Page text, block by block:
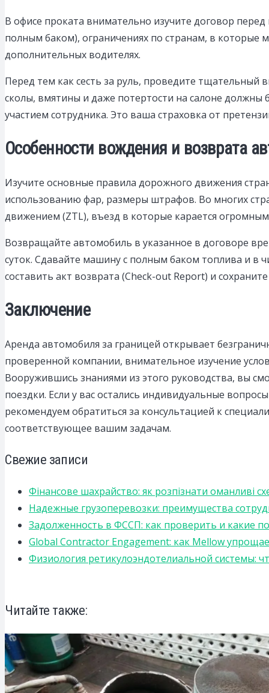
В офисе проката внимательно изучите договор
полным баком), ограничениях по странам, в которые
дополнительных водителях.
Перед тем как сесть за руль, проведите
сколы, вмятины и даже потертости на салоне должны
участием сотрудника. Это ваша страховка от
Особенности вождения и возврата
Изучите основные правила дорожного движения
использованию фар, размеры штрафов. Во многих
движением (ZTL), въезд в которые карается
Возвращайте автомобиль в указанное в договоре
суток. Сдавайте машину с полным баком топлива и в
составить акт возврата (Check-out Report) и
Заключение
Аренда автомобиля за границей открывает
проверенной компании, внимательное изучение
Вооружившись знаниями из этого руководства, вы
поездки. Если у вас остались индивидуальные
рекомендуем обратиться за консультацией к
соответствующее вашим задачам.
Свежие записи
Фінансове шахрайство: як розпізнати оманливі
Надежные грузоперевозки: преимущества
Задолженность в ФССП: как проверить и какие
Global Contractor Engagement: как Mellow
Физиология ретикулоэндотелиальной системы:
Читайте также: